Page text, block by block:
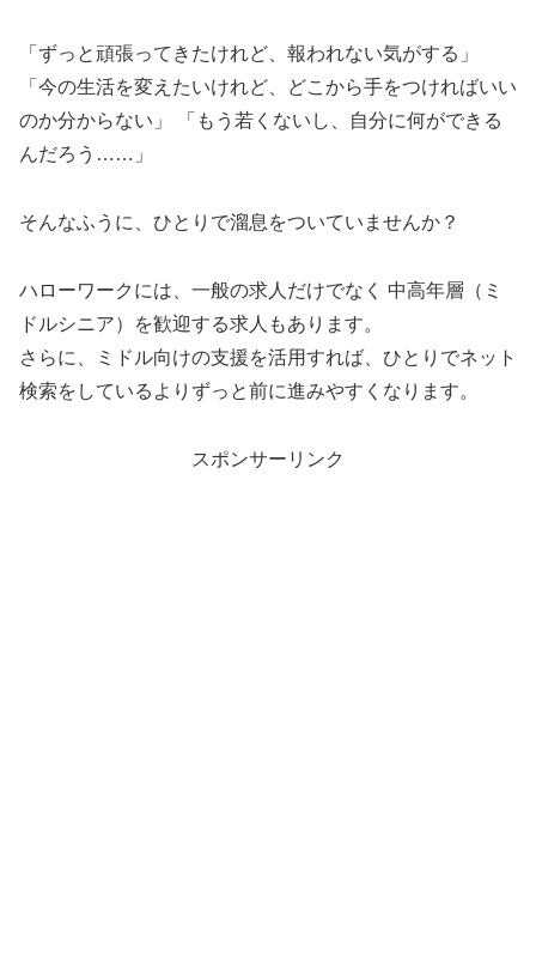
「ずっと頑張ってきたけれど、報われない気がする」
「今の生活を変えたいけれど、どこから手をつければいい
のか分からない」 「もう若くないし、自分に何ができる
んだろう……」
そんなふうに、ひとりで溜息をついていませんか？
ハローワークには、一般の求人だけでなく 中高年層（ミ
ドルシニア）を歓迎する求人もあります。
さらに、ミドル向けの支援を活用すれば、ひとりでネット
検索をしているよりずっと前に進みやすくなります。
スポンサーリンク